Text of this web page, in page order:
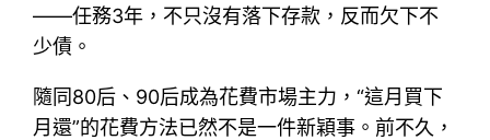
——任務3年，不只沒有落下存款，反而欠下不
少債。
隨同80后、90后成為花費市場主力，“這月買下
月還”的花費方法已然不是一件新穎事。前不久，